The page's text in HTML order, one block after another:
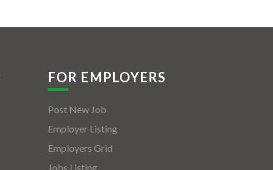
FOR EMPLOYERS
Post New Job
Employer Listing
Employers Grid
Jobs Listing